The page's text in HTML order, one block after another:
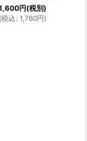
円(税別)
(税込 : 1,760円)